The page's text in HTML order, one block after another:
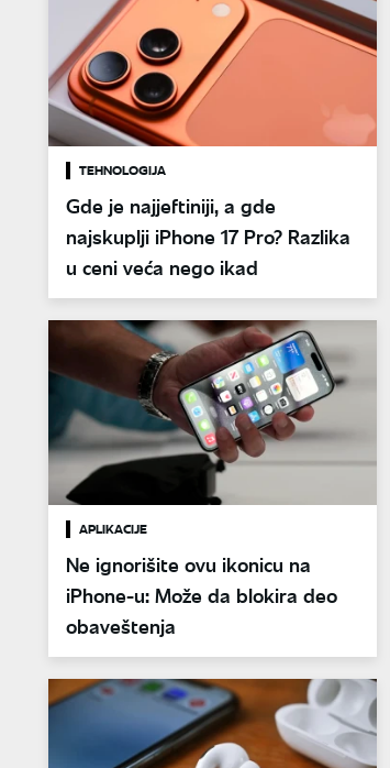
TEHNOLOGIJA
Gde je najjeftiniji, a gde
najskuplji iPhone 17 Pro? Razlika
u ceni veća nego ikad
APLIKACIJE
Ne ignorišite ovu ikonicu na
iPhone-u: Može da blokira deo
obaveštenja